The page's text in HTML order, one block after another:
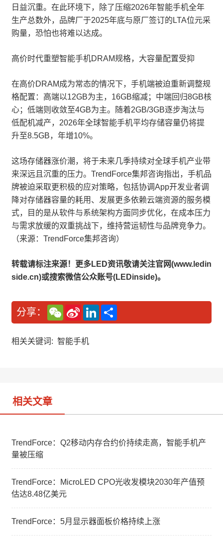
日益沉重。在此环境下，除了压缩2026年智能手机全年
生产总数外，品牌厂于2025年底与原厂签订的LTA位元采
购量，恐怕也将难以达成。
高价时代重塑智能手机DRAM规格，大容量配置受抑
在高价DRAM成为常态的情况下，手机端被迫重新调整规
格配置：高端以12GB为主，16GB缩减；中端回归8GB核
心；低端则收敛至4GB为主。随着2GB/3GB逐步淘汰与
低配机减产，2026年全球智能手机平均存储容量仍将提
升至8.5GB，年增10%。
这场存储器涨价潮，将于未来几季持续对全球手机产业带
来深远且沉重的压力。TrendForce集邦咨询指出，手机品
牌被迫采取更积极的应对策略，包括协调App开发业者调
降对存储器容量的耗用、发展更多依赖云端资源的服务模
式，目的是从软件与系统架构方面同步优化，在成本压力
与需求放缓的双重挑战下，维持营运韧性与品牌竞争力。
（来源：TrendForce集邦咨询）
转载请标注来源！更多LED资讯敬请关注官网(www.ledin
side.cn)或搜索微信公众账号(LEDinside)。
分享：
W
e
C
a
S
n
W
L
n
相关关键词: 智能手机
相关文章
TrendForce：Q2移动内存合约价持续走高，智能手机产
量被压缩
TrendForce：MicroLED CPO光收发模块2030年产值预
估达8.48亿美元
TrendForce：5月显示器面板价格持续上涨